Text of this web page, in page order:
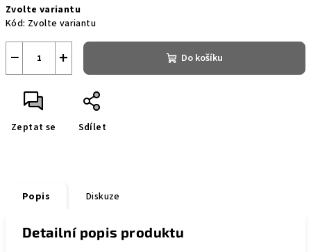
cena:
Zvolte variantu
Kód: Zvolte variantu
+
− Do košíku
Zeptat se Sdílet
Popis Diskuze
Detailní popis produktu